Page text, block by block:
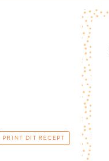
PRINT DIT RECEPT